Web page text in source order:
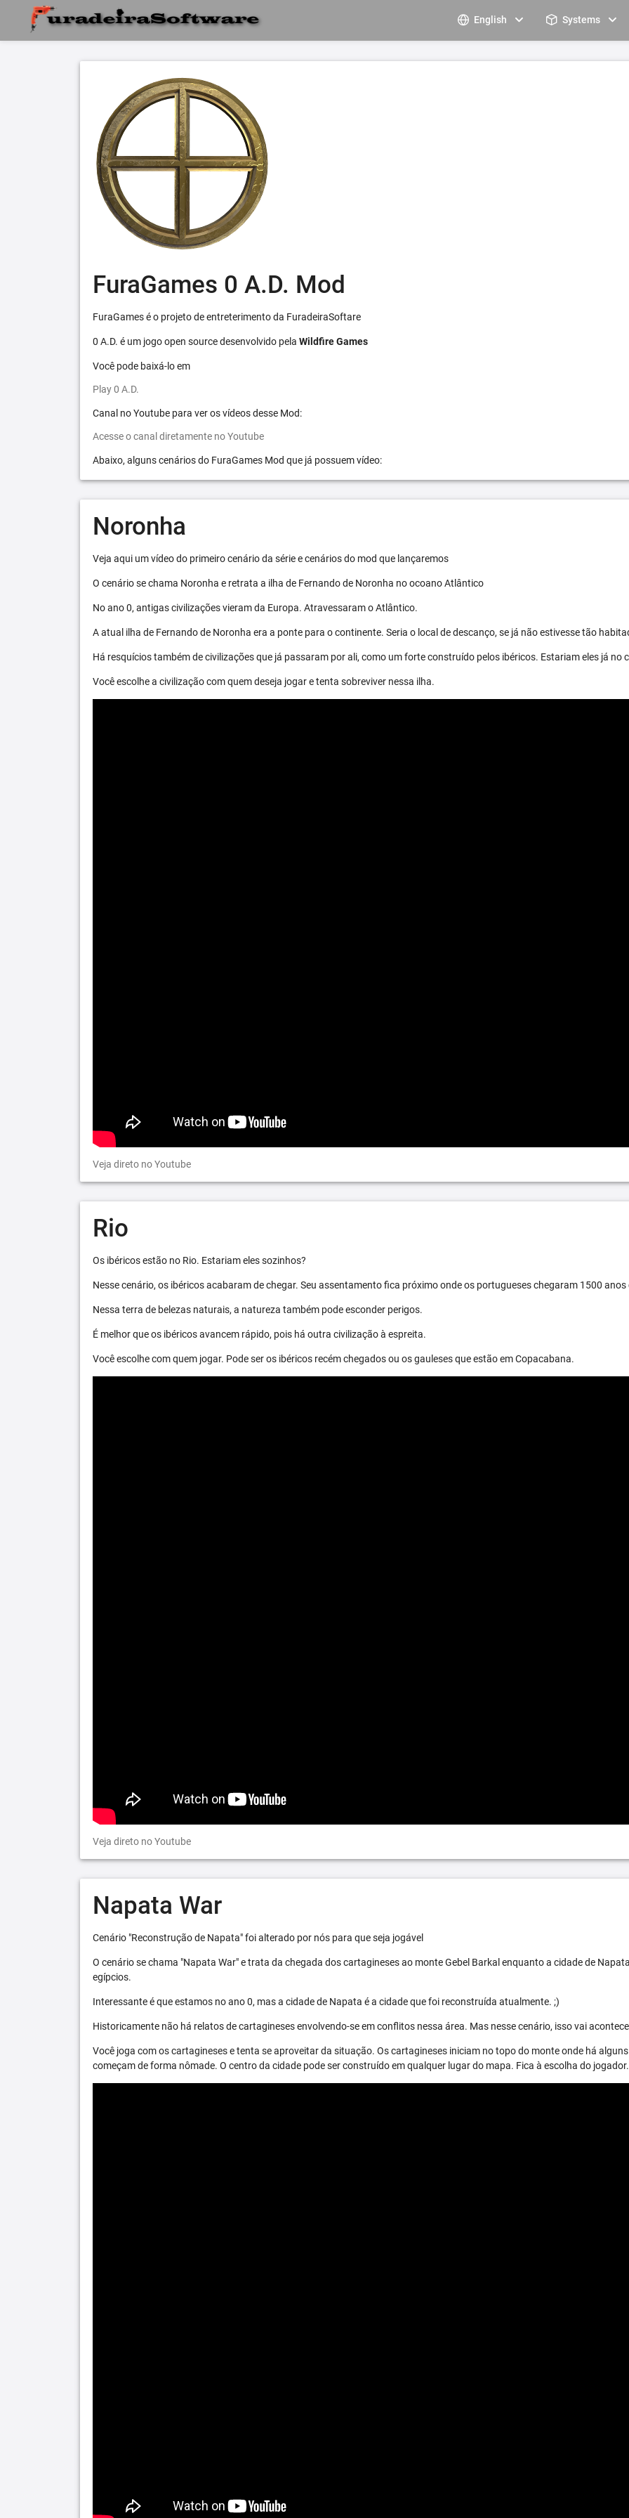
English Systems
FuraGames 0 A.D. Mod
FuraGames é o projeto de entreterimento da FuradeiraSoftare
0 A.D. é um jogo open source desenvolvido pela Wildfire Games
Você pode baixá-lo em
Play 0 A.D.
Canal no Youtube para ver os vídeos desse Mod:
Acesse o canal diretamente no Youtube
Abaixo, alguns cenários do FuraGames Mod que já possuem vídeo:
Noronha
Veja aqui um vídeo do primeiro cenário da série e cenários do mod que lançaremos
O cenário se chama Noronha e retrata a ilha de Fernando de Noronha no ocoano Atlântico
No ano 0, antigas civilizações vieram da Europa. Atravessaram o Atlântico.
A atual ilha de Fernando de Noronha era a ponte para o continente. Seria o local de descanço, se já não estivesse tão
Há resquícios também de civilizações que já passaram por ali, como um forte construído pelos ibéricos. Estariam eles já no
Você escolhe a civilização com quem deseja jogar e tenta sobreviver nessa ilha.
Veja direto no Youtube
Rio
Os ibéricos estão no Rio. Estariam eles sozinhos?
Nesse cenário, os ibéricos acabaram de chegar. Seu assentamento fica próximo onde os portugueses chegaram 1500 anos
Nessa terra de belezas naturais, a natureza também pode esconder perigos.
É melhor que os ibéricos avancem rápido, pois há outra civilização à espreita.
Você escolhe com quem jogar. Pode ser os ibéricos recém chegados ou os gauleses que estão em Copacabana.
Veja direto no Youtube
Napata War
Cenário "Reconstrução de Napata" foi alterado por nós para que seja jogável
O cenário se chama "Napata War" e trata da chegada dos cartagineses ao monte Gebel Barkal enquanto a cidade de
egípcios.
Interessante é que estamos no ano 0, mas a cidade de Napata é a cidade que foi reconstruída atualmente. ;)
Historicamente não há relatos de cartagineses envolvendo-se em conflitos nessa área. Mas nesse cenário, isso vai
Você joga com os cartagineses e tenta se aproveitar da situação. Os cartagineses iniciam no topo do monte onde há
começam de forma nômade. O centro da cidade pode ser construído em qualquer lugar do mapa. Fica à escolha do jogador.